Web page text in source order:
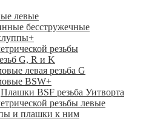
левые
бесстружечные
+
резьбы
G, R и K
левая резьба G
BSW+
Плашки BSF резьба Уитворта
резьбы левые
и плашки к ним